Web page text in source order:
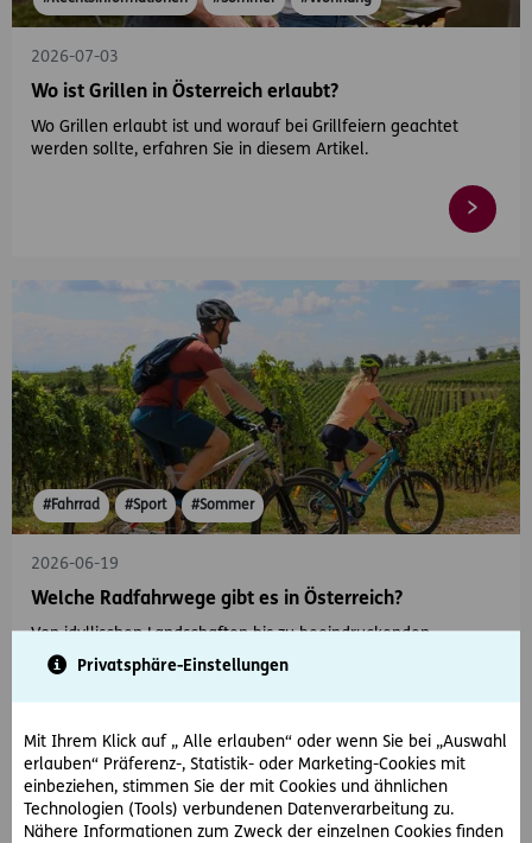
Privatsphäre-Einstellungen
Mit Ihrem Klick auf „ Alle erlauben“ oder wenn Sie bei „Auswahl
erlauben“ Präferenz-, Statistik- oder Marketing-Cookies mit
einbeziehen, stimmen Sie der mit Cookies und ähnlichen
Technologien (Tools) verbundenen Datenverarbeitung zu.
Nähere Informationen zum Zweck der einzelnen Cookies finden
2026-07-03
Wo ist Grillen in Österreich erlaubt?
Wo Grillen erlaubt ist und worauf bei Grillfeiern geachtet
werden sollte, erfahren Sie in diesem Artikel.
#Fahrrad #Sport #Sommer
2026-06-19
Welche Radfahrwege gibt es in Österreich?
Von idyllischen Landschaften bis zu beeindruckenden
Panoramen: Entdecken Sie Ihre nächste Fahrradtour in
Österreich.